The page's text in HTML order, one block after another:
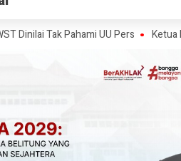
Pahami UU Pers Ketua Komisi